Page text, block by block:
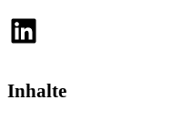
LinkedIn
Inhalte